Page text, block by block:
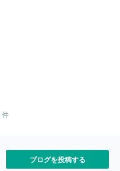
件
ブログを投稿する